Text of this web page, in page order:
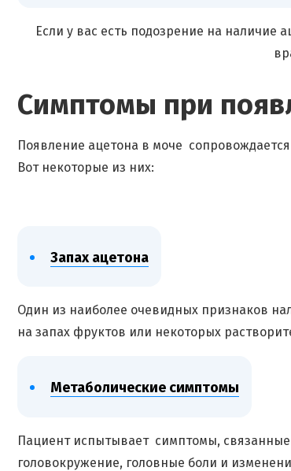
Если у вас есть подозрение на наличие
Симптомы при
Появление ацетона в моче
Вот некоторые из них:
Запах ацетона
Один из наиболее очевидных признаков
на запах фруктов или некоторых
Метаболические симптомы
Пациент испытывает симптомы, связанные
головокружение, головные боли и